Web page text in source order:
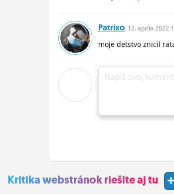
Patrixo 12. apríla 2022
moje detstvo znicil
Napíš svoj
Kritika webstránok riešite aj tu